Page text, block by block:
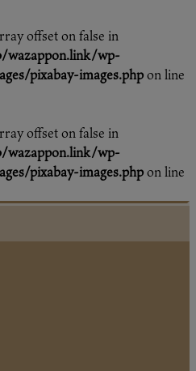
offset on false in
wp-
pixabay-images.phpon line
offset on false in
wp-
pixabay-images.phpon line